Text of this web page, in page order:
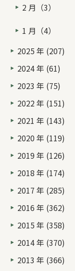
2 月（3）
1 月（4）
2025 年 (207)
2024 年 (61)
2023 年 (75)
2022 年 (151)
2021 年 (143)
2020 年 (119)
2019 年 (126)
2018 年 (174)
2017 年 (285)
2016 年 (362)
2015 年 (358)
2014 年 (370)
2013 年 (366)